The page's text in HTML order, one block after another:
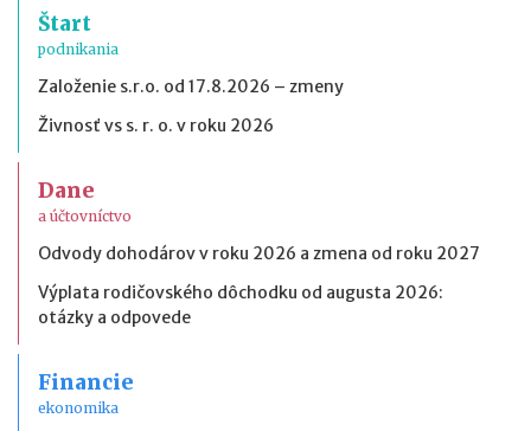
Štart
podnikania
Založenie s.r.o. od 17.8.2026 – zmeny
Živnosť vs s. r. o. v roku 2026
Dane
a účtovníctvo
Odvody dohodárov v roku 2026 a zmena od roku 2027
Výplata rodičovského dôchodku od augusta 2026:
otázky a odpovede
Financie
ekonomika